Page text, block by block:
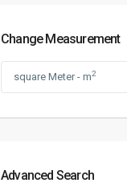
Change Measurement
square Meter - m2
Advanced Search